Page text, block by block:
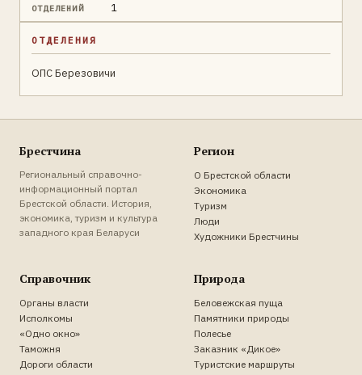
ОТДЕЛЕНИЙ 1
ОТДЕЛЕНИЯ
ОПС Березовичи
Брестчина
Региональный справочно-
информационный портал
Брестской области. История,
экономика, туризм и культура
западного края Беларуси
Регион
О Брестской области
Экономика
Туризм
Люди
Художники Брестчины
Справочник
Органы власти
Исполкомы
«Одно окно»
Таможня
Дороги области
Природа
Беловежская пуща
Памятники природы
Полесье
Заказник «Дикое»
Туристские маршруты